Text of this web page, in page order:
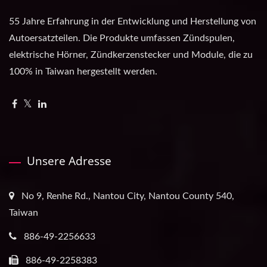
55 Jahre Erfahrung in der Entwicklung und Herstellung von
Autoersatzteilen. Die Produkte umfassen Zündspulen,
elektrische Hörner, Zündkerzenstecker und Module, die zu
100% in Taiwan hergestellt werden.
Unsere Adresse
No 9, Renhe Rd., Nantou City, Nantou County 540,
Taiwan
886-49-2256633
886-49-2258383